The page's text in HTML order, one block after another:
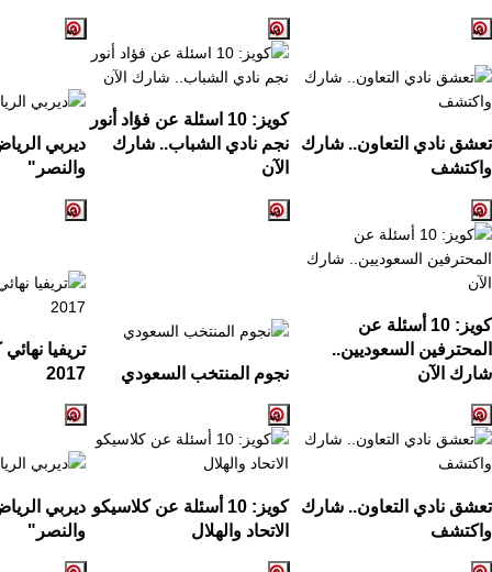
تعشق نادي التعاون.. شارك
واكتشف
كويز: 10 اسئلة عن فؤاد أنور
نجم نادي الشباب.. شارك
الآن
ديربي
والنصر "
كويز: 10 أسئلة عن
المحترفين السعوديين..
شارك الآن
نجوم المنتخب السعودي
تريفيا
2017
تعشق نادي التعاون.. شارك
واكتشف
كويز: 10 أسئلة عن كلاسيكو
الاتحاد والهلال
ديربي
والنصر"